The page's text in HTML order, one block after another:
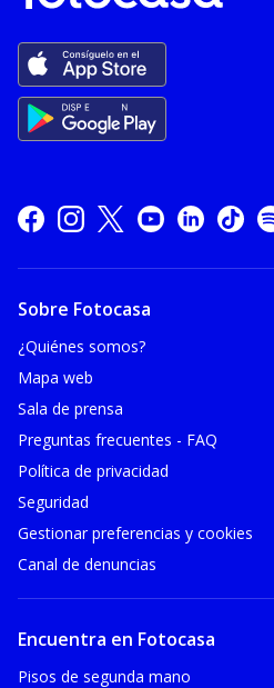
Sobre Fotocasa
¿Quiénes somos?
Mapa web
Sala de prensa
Preguntas frecuentes - FAQ
Política de privacidad
Seguridad
Gestionar preferencias y cookies
Canal de denuncias
Encuentra en Fotocasa
Pisos de segunda mano